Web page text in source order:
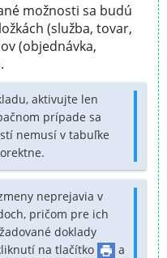
možnosti sa budú
(služba, tovar,
(objednávka,
aktivujte len
prípade sa
nemusí v tabuľke
neprejavia v
pričom pre ich
doklady
na tlačítko
a